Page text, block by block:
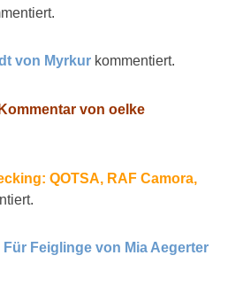
von Myrkur kommentiert.
von oelke
QOTSA, RAF Camora,
Für Feiglinge von Mia Aegerter